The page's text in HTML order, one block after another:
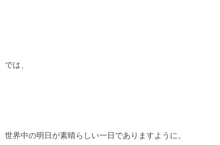
では、
世界中の明日が素晴らしい一日でありますように。